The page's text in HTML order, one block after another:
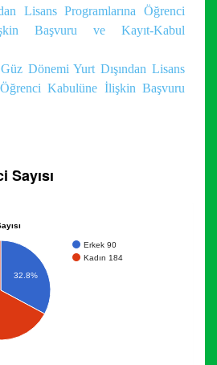
Lisans Programlarına Öğrenci
Başvuru ve Kayıt-Kabul
Dönemi Yurt Dışından Lisans
Öğrenci Kabulüne İlişkin Başvuru
Erkek 90
Kadın 184
32.8%